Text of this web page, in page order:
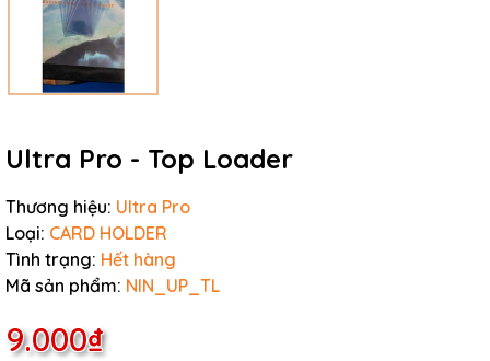
Ultra Pro - Top Loader
Thương hiệu: Ultra Pro
Loại: CARD HOLDER
Tình trạng: Hết hàng
Mã sản phẩm: NIN_UP_TL
9.000₫